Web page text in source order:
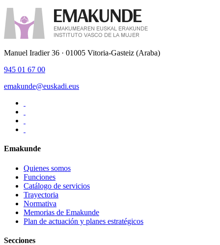
Manuel Iradier 36 · 01005 Vitoria-Gasteiz (Araba)
945 01 67 00
emakunde@euskadi.eus
Emakunde
Quienes somos
Funciones
Catálogo de servicios
Trayectoria
Normativa
Memorias de Emakunde
Plan de actuación y planes estratégicos
Secciones